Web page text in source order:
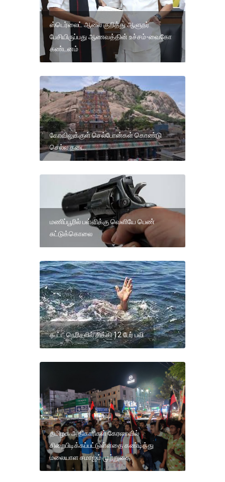
ஸ்டெர்லைட் ஆலை குறித்து ஆளுநர்
பேசியிருப்பது ஆணவத்தின் உச்சம்-வைகோ
கண்டனம்
கோவிலுக்குள் செல்போன்கள் கொண்டு
செல்ல தடை.
மணிப்பூரில் பள்ளிக்கு வெளியே பெண்
சுட்டுக்கொலை
கூட்ட நெரிசலில் சிக்கி 12 பேர் பலி
தமிழக அதிகாரிகள் கேரளாவில்
சிறைபிடிக்கப்பட்டுள்ளதை கண்டித்து
மலையாள சமாஜம் முற்றுகை